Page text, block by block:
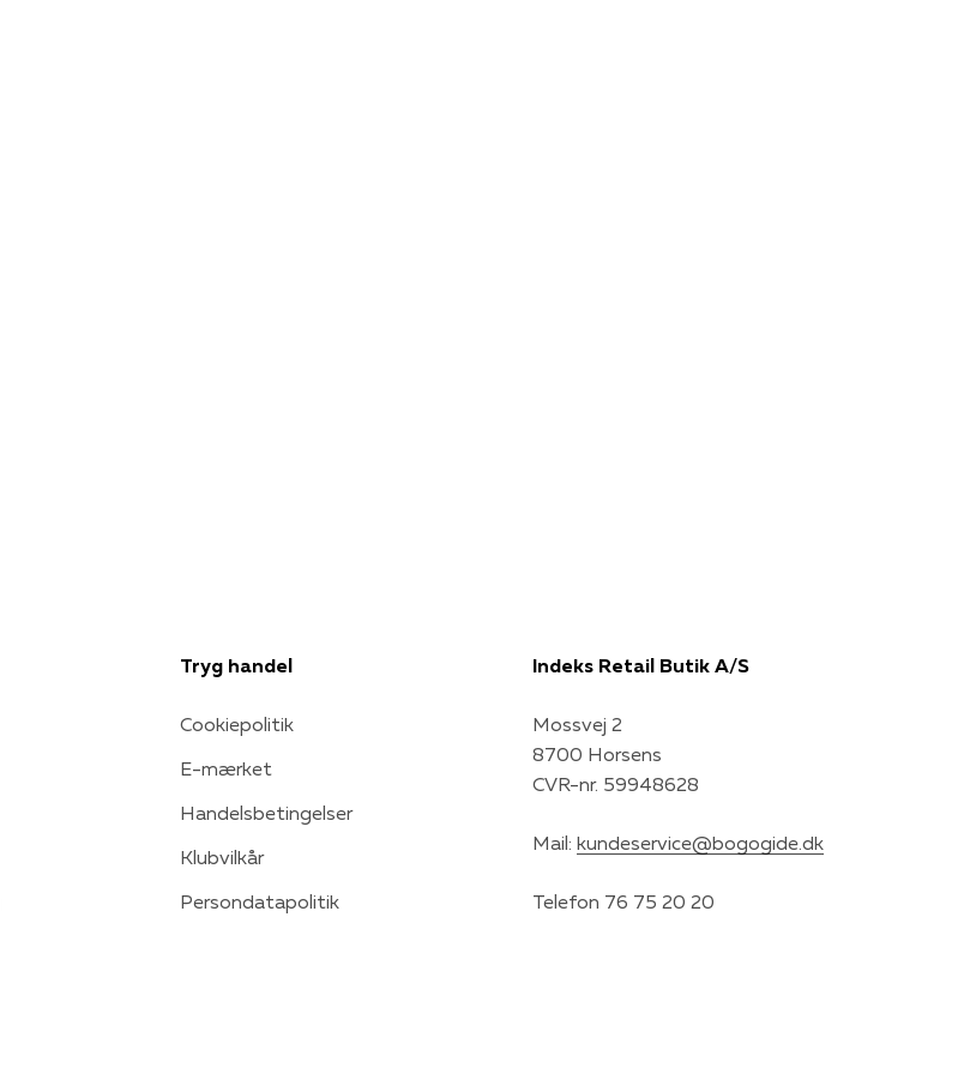
Tryg handel
Cookiepolitik
E-mærket
Handelsbetingelser
Klubvilkår
Persondatapolitik
Indeks Retail Butik A/S
Mossvej 2
8700 Horsens
CVR-nr. 59948628
Mail: kundeservice@bogogide.dk
Telefon 76 75 20 20